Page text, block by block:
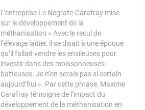
L’entreprise Le Negrate-Carafray mise
sur le développement de la
méthanisation « Avec le recul de
l’élevage laitier, il se disait à une époque
qu’il fallait vendre les ensileuses pour
investir dans des moissonneuses-
batteuses. Je n’en serais pas si certain
aujourd’hui ». Par cette phrase, Maxime
Carafray témoigne de l’impact du
développement de la méthanisation en